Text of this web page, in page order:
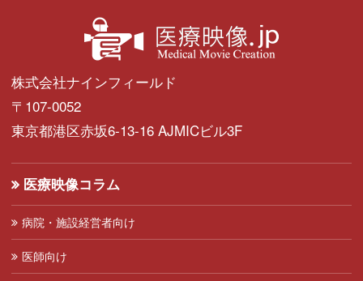
株式会社ナインフィールド
〒107-0052
東京都港区赤坂6-13-16 AJMICビル3F
医療映像コラム
病院・施設経営者向け
医師向け